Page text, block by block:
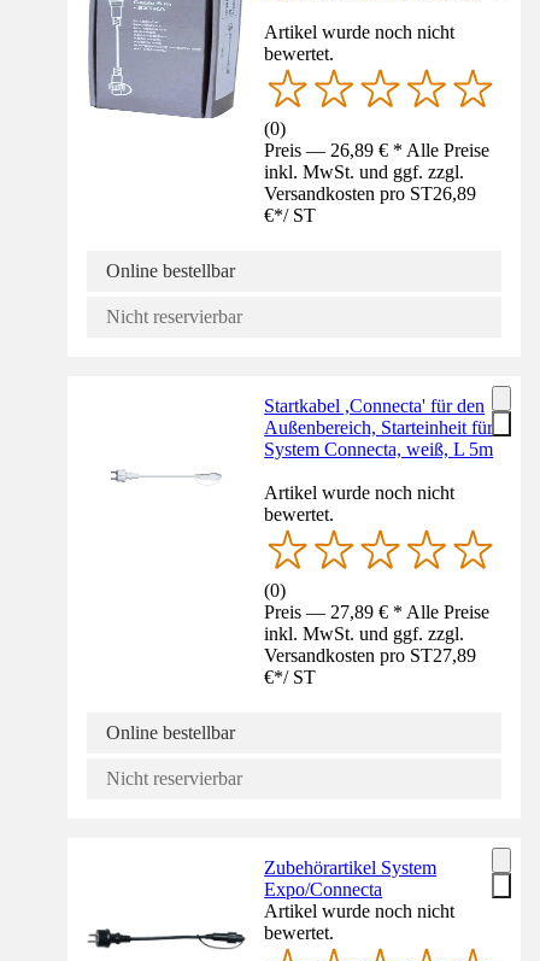
Artikel wurde noch nicht
bewertet.
(0)
Preis — 26,89 € * Alle Preise
inkl. MwSt. und ggf. zzgl.
Versandkosten pro ST26,89
€*/ ST
Online bestellbar
Nicht reservierbar
Startkabel ,Connecta' für den
Außenbereich, Starteinheit für
System Connecta, weiß, L 5m
Artikel wurde noch nicht
bewertet.
(0)
Preis — 27,89 € * Alle Preise
inkl. MwSt. und ggf. zzgl.
Versandkosten pro ST27,89
€*/ ST
Online bestellbar
Nicht reservierbar
Zubehörartikel System
Expo/Connecta
Artikel wurde noch nicht
bewertet.